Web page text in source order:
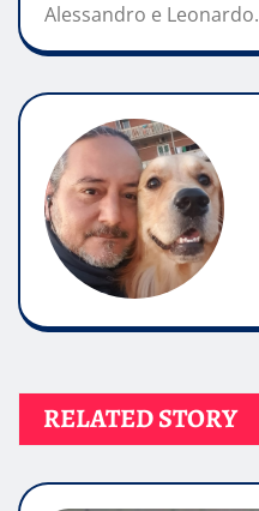
Alessandro e Leonardo.
RELATED STORY